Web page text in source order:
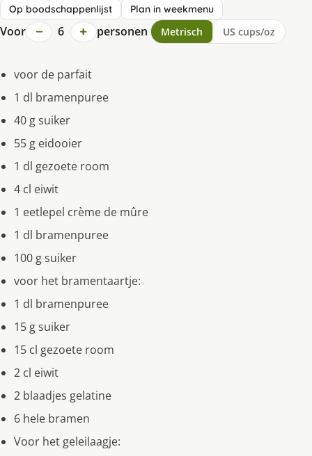
Op boodschappenlijst Plan in weekmenu
Voor − 6 + personen Metrisch US cups/oz
voor de parfait
1 dl bramenpuree
40 g suiker
55 g eidooier
1 dl gezoete room
4 cl eiwit
1 eetlepel crème de mûre
1 dl bramenpuree
100 g suiker
voor het bramentaartje:
1 dl bramenpuree
15 g suiker
15 cl gezoete room
2 cl eiwit
2 blaadjes gelatine
6 hele bramen
Voor het geleilaagje: